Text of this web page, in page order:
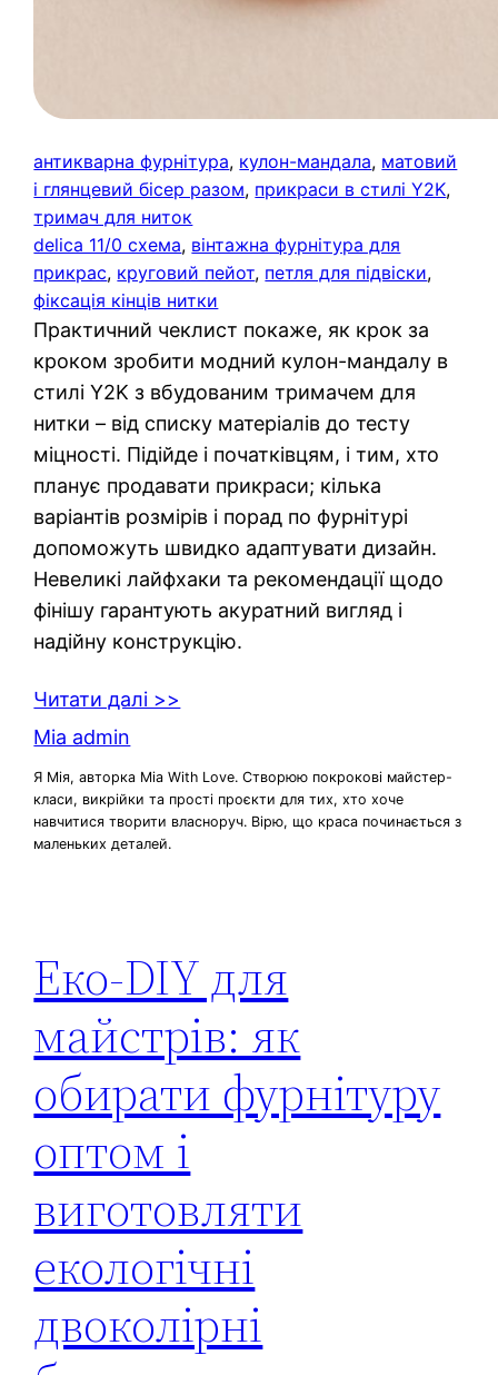
антикварна фурнітура, кулон-мандала, матовий
і глянцевий бісер разом, прикраси в стилі Y2K
тримач для ниток
delica 11/0 схема, вінтажна фурнітура для
прикрас, круговий пейот, петля для підвіски
фіксація кінців нитки
Практичний чеклист покаже, як крок за
кроком зробити модний кулон-мандалу в
стилі Y2K з вбудованим тримачем для
нитки – від списку матеріалів до тесту
міцності. Підійде і початківцям, і тим, хто
планує продавати прикраси; кілька
варіантів розмірів і порад по фурнітурі
допоможуть швидко адаптувати дизайн.
Невеликі лайфхаки та рекомендації щодо
фінішу гарантують акуратний вигляд і
надійну конструкцію.
Читати далі >>
Mia admin
Я Мія, авторка Mia With Love. Створюю покрокові майстер-
класи, викрійки та прості проєкти для тих, хто хоче
навчитися творити власноруч. Вірю, що краса починається з
маленьких деталей.
Еко-DIY для
майстрів: як
обирати фурнітуру
оптом і
виготовляти
екологічні
двоколірні